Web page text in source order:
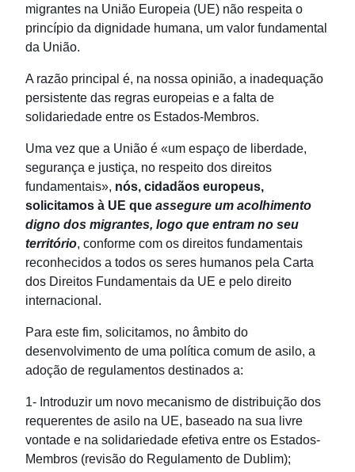
migrantes na União Europeia (UE) não respeita o
princípio da dignidade humana, um valor fundamental
da União.
A razão principal é, na nossa opinião, a inadequação
persistente das regras europeias e a falta de
solidariedade entre os Estados-Membros.
Uma vez que a União é «um espaço de liberdade,
segurança e justiça, no respeito dos direitos
fundamentais», nós, cidadãos europeus,
solicitamos à UE que assegure um acolhimento
digno dos migrantes, logo que entram no seu
território, conforme com os direitos fundamentais
reconhecidos a todos os seres humanos pela Carta
dos Direitos Fundamentais da UE e pelo direito
internacional.
Para este fim, solicitamos, no âmbito do
desenvolvimento de uma política comum de asilo, a
adoção de regulamentos destinados a:
1- Introduzir um novo mecanismo de distribuição dos
requerentes de asilo na UE, baseado na sua livre
vontade e na solidariedade efetiva entre os Estados-
Membros (revisão do Regulamento de Dublim);